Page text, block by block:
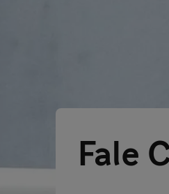
Fale